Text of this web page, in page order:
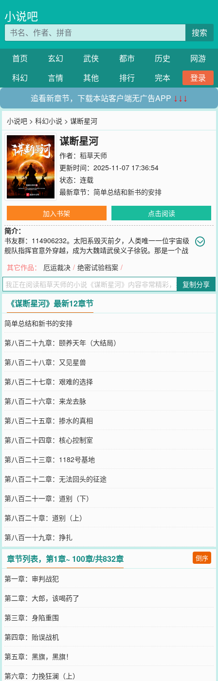
小说吧
搜索
首页 玄幻 武侠 都市 历史
网游
科幻
言情 其他 排行 完本
登录
追看新章节，下载本站客户端无广告APP ↓↓↓
小说吧 >科幻小说 > 谋断星河
谋断星河
作者： 稻草天师
更新时间：2025-11-07 17:36:54
状态：连载
最新章节： 简单总结和新书的安排
加入书架
点击阅读
简介：
书友群：114906232。太阳系毁灭前夕，人类唯一一位宇宙级
舰队指挥官意外穿越，成为大魏靖武侯义子徐锐。那是一个战
界。时代的浪潮将徐锐这个懒汉推到台前，练新军、办企业、兴制
造、破奇案，历经文武之争、道统之辩、六子夺嫡，天下大乱，一路
南征北战，奇谋不绝，官运亨通，稳如泰山，终以肉身成圣，天地为
棋！本以为功成名就，可一切才刚刚开始。这个世界远比徐锐想得复
杂，真正牵动命运的手还在宇宙之中来回挥舞，当历史的洪流冲向大
海，他还将以无上的智慧重归银河，书写新的传奇！
您要是觉得《 谋断星河
里的朋友推荐哦！
其它作品： 厄运裁决 / 绝密试验档案 /
复制分享
《谋断星河》最新12章节
简单总结和新书的安排
第八百二十九章：颐养天年（大结局）
第八百二十八章：又见星兽
第八百二十七章：艰难的选择
第八百二十六章：来龙去脉
第八百二十五章：掺水的真相
第八百二十四章：核心控制室
第八百二十三章：1182号基地
第八百二十二章：无法回头的征途
第八百二十一章：道别（下）
第八百二十章：道别（上）
第八百一十九章：挣扎
章节列表，第1章~ 100章/共832章 倒序
第一章：审判战犯
第二章：大郎，该喝药了
第三章：身陷重围
第四章：贻误战机
第五章：黑旗，黑旗！
第六章：力挽狂澜（上）